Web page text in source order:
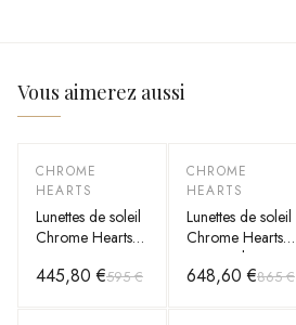
Vous aimerez aussi
-25 %
CHROME
HEARTS
Lunettes de soleil
Chrome Hearts
monture ovale en
445,80 €595 €
-25 %
CHROME
HEARTS
Lunettes de soleil
Chrome Hearts
Diamond Dog en
métal
648,60 €865 €